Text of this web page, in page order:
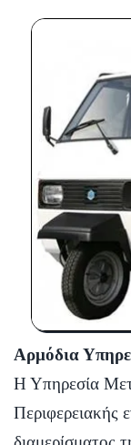
Αρμόδια
Η Υπηρεσία
Περιφερειακής